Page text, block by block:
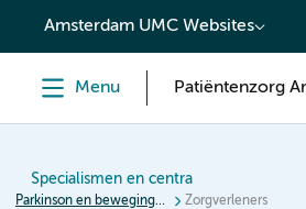
content
Amsterdam UMC Websites
Menu Patiëntenzorg
Specialismen en centra
Parkinson en bewegingsstoornissen Zorgverleners